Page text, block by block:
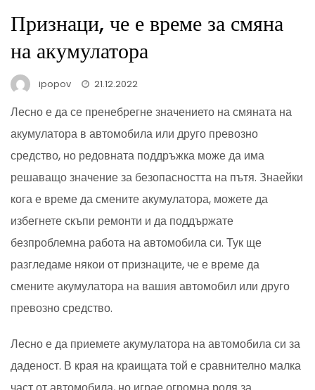
Признаци, че е време за смяна
на акумулатора
ipopov 21.12.2022
Лесно е да се пренебрегне значението на смяната на
акумулатора в автомобила или друго превозно
средство, но редовната поддръжка може да има
решаващо значение за безопасността на пътя. Знаейки
кога е време да смените акумулатора, можете да
избегнете скъпи ремонти и да поддържате
безпроблемна работа на автомобила си. Тук ще
разгледаме някои от признаците, че е време да
смените акумулатора на вашия автомобил или друго
превозно средство.
Лесно е да приемете акумулатора на автомобила си за
даденост. В края на краищата той е сравнително малка